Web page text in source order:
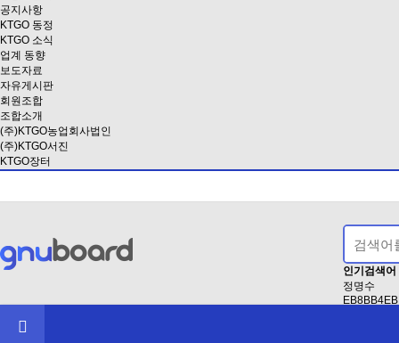
공지사항
KTGO 동정
KTGO 소식
업계 동향
보도자료
자유게시판
회원조합
조합소개
(주)KTGO농업회사법인
(주)KTGO서진
KTGO장터
인기검색어
정명수